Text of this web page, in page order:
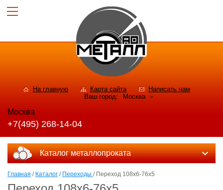
На главную Карта сайта
Написать нам
Ваш город:
Москва
Москва
+7(495) 268-14-04
Каталог металлопроката
Главная / Каталог / Переходы / Переход 108х6-76х5